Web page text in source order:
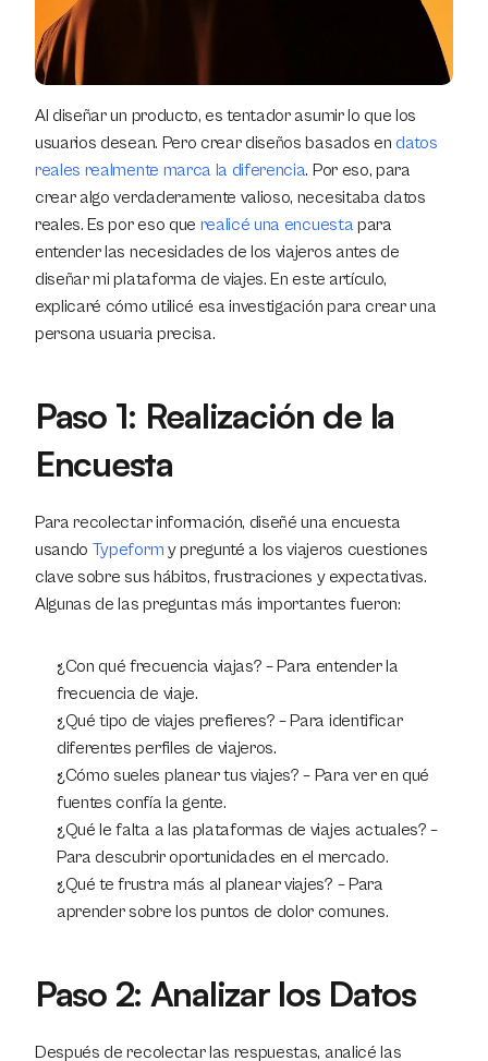
Al diseñar un producto, es tentador asumir lo que los
usuarios desean. Pero crear diseños basados en datos
reales realmente marca la diferencia. Por eso, para
crear algo verdaderamente valioso, necesitaba datos
reales. Es por eso que realicé una encuesta para
entender las necesidades de los viajeros antes de
diseñar mi plataforma de viajes. En este artículo,
explicaré cómo utilicé esa investigación para crear una
persona usuaria precisa.
Paso 1: Realización de la
Encuesta
Para recolectar información, diseñé una encuesta
usando Typeform y pregunté a los viajeros cuestiones
clave sobre sus hábitos, frustraciones y expectativas.
Algunas de las preguntas más importantes fueron:
¿Con qué frecuencia viajas? – Para entender la
frecuencia de viaje.
¿Qué tipo de viajes prefieres? – Para identificar
diferentes perfiles de viajeros.
¿Cómo sueles planear tus viajes? – Para ver en qué
fuentes confía la gente.
¿Qué le falta a las plataformas de viajes actuales? –
Para descubrir oportunidades en el mercado.
¿Qué te frustra más al planear viajes? – Para
aprender sobre los puntos de dolor comunes.
Paso 2: Analizar los Datos
Después de recolectar las respuestas, analicé las